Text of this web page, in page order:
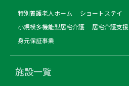
特別養護老人ホーム ショートステイ
小規模多機能型居宅介護
居宅介護支援
身元保証事業
施設一覧